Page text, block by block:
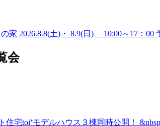
家 2026.8.8(土)・ 8.9(日) 10:00～17：00
会
住宅toi⁺モデルハウス３棟同時公開！